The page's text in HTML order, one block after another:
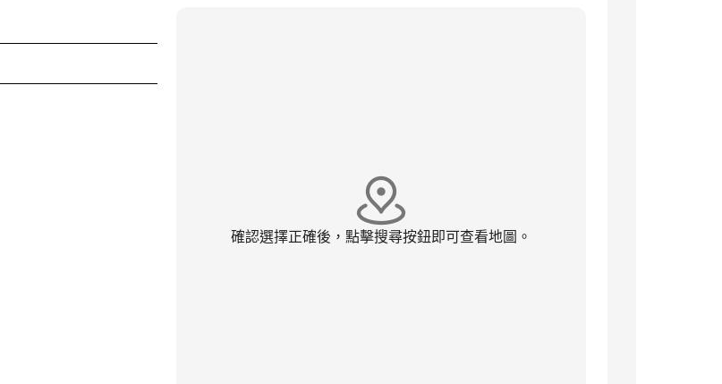
確認選擇正確後，點擊搜尋按鈕即可查看地圖。